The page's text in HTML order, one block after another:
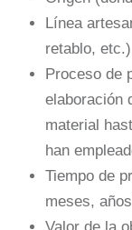
Línea
retablo,
Proceso de
elaboración
material
han
Tiempo de
meses,